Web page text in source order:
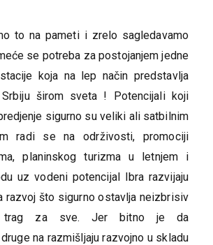
to na pameti i zrelo sagledavamo
se potreba za postojanjem jedne
koja na lep način predstavlja
širom sveta ! Potencijali koji
sigurno su veliki ali satbilnim
radi se na održivosti, promociji
planinskog turizma u letnjem i
uz vodeni potencijal Ibra razvijaju
razvoj što sigurno ostavlja neizbrisiv
trag za sve. Jer bitno je da
na razmišljaju razvojno u skladu